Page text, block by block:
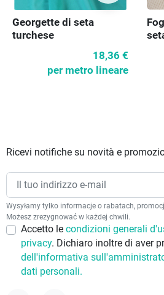
Georgette di seta
turchese
18,36 €
per metro lineare
Ricevi notifiche su novità e
Wysyłamy tylko informacje o rabatach,
Możesz zrezygnować w każdej chwili.
Accetto le condizioni generali
privacy. Dichiaro inoltre di aver
dell'informativa
dati personali.